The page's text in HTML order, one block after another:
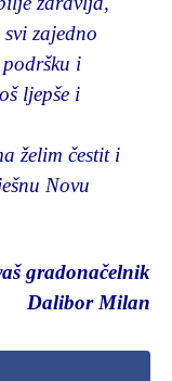
zajedno
i
ljepše i
želim čestit i
Novu
gradonačelnik
Dalibor Milan